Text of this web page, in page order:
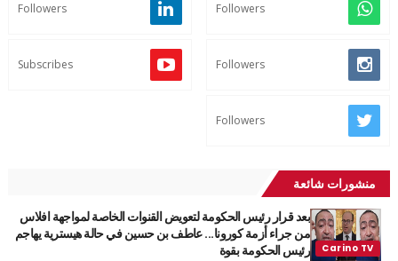
Followers
Followers
Followers
Subscribes
Followers
منشورات شائعة
بعد قرار رئيس الحكومة لتعويض القنوات الخاصة لمواجهة افلاس
من جراء أزمة كورونا... عاطف بن حسين في حالة هيسترية يهاجم
رئيس الحكومة بقوة